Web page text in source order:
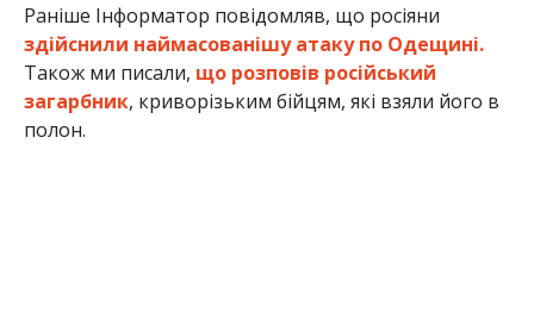
Раніше Інформатор повідомляв, що росіяни
здійснили наймасованішу атаку по Одещині.
Також ми писали, що розповів російський
загарбник, криворізьким бійцям, які взяли його в
полон.